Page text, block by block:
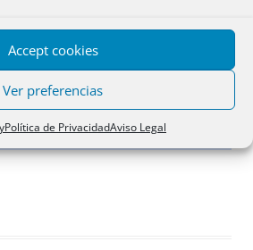
Accept cookies
Ver preferencias
Política de PrivacidadAviso Legal
por la Corporación Municipal y la
en cuanto a la finalidad a que
el inmueble transmitido.